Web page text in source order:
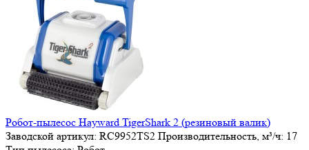
Робот-пылесос Hayward TigerShark 2 (резиновый валик)
Заводской артикул: RC9952TS2 Производительность, м³/ч: 17